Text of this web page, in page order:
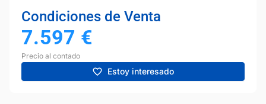
Condiciones de Venta
7.597 €
Precio al contado
Estoy interesado